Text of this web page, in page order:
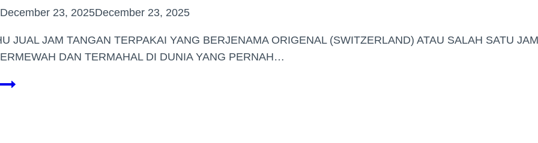
December 23, 2025December 23, 2025
JUAL JAM TANGAN TERPAKAI YANG BERJENAMA ORIGENAL (SWITZERLAND) ATAU SALAH SATU JAM
DAN TERMAHAL DI DUNIA YANG PERNAH…